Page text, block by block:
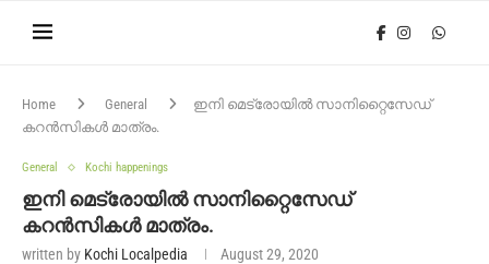
Home General
ഇനി മെട്രോയിൽ സാനിറ്റൈസേഡ്
കറൻസികൾ മാത്രം.
General Kochi happenings
ഇനി മെട്രോയിൽ സാനിറ്റൈസേഡ്
കറൻസികൾ മാത്രം.
written by Kochi Localpedia August 29, 2020